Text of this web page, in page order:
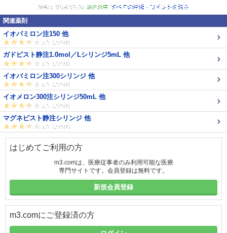
関連薬剤
イオパミロン注150 他
ガドビスト静注1.0mol／Lシリンジ5mL 他
イオパミロン注300シリンジ 他
イオメロン300注シリンジ50mL 他
マグネビスト静注シリンジ 他
はじめてご利用の方
m3.comは、医療従事者のみ利用可能な医療
専門サイトです。会員登録は無料です。
新規会員登録
m3.comにご登録済の方